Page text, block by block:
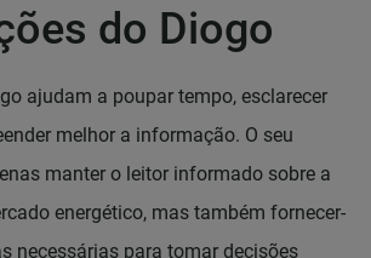
do Diogo
ajudam a poupar tempo, esclarecer
melhor a informação. O seu
manter o leitor informado sobre a
energético, mas também fornecer-
necessárias para tomar decisões